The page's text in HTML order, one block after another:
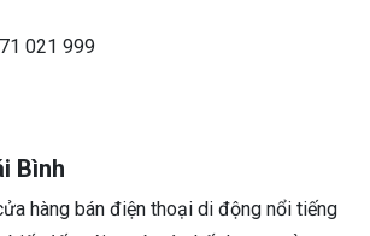
021 999
Bình
hàng bán điện thoại di động nổi tiếng